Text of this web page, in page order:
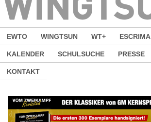
EWTO WINGTSUN WT+ ESCRIMA
KALENDER SCHULSUCHE PRESSE
KONTAKT